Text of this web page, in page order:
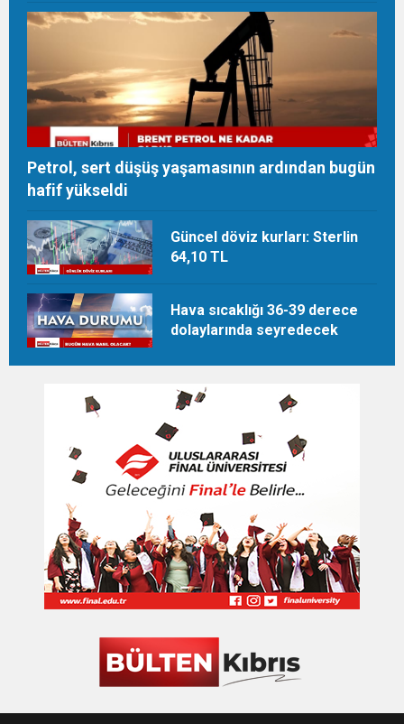
Petrol, sert düşüş yaşamasının ardından bugün
hafif yükseldi
Güncel döviz kurları: Sterlin
64,10 TL
Hava sıcaklığı 36-39 derece
dolaylarında seyredecek